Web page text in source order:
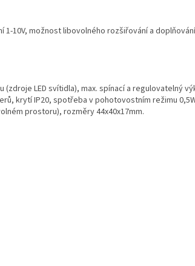
10V, možnost libovolného rozšiřování a
(zdroje LED svítidla), max. spínací a regulovatelný
krytí IP20, spotřeba v pohotovostním režimu
prostoru), rozměry 44x40x17mm.